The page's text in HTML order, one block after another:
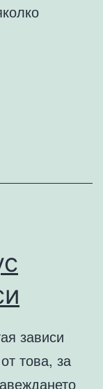
зависи
това, за